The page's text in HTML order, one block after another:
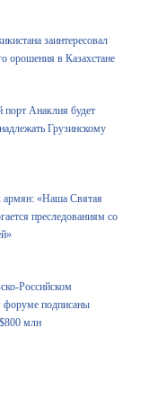
заинтересовал
орошения в Казахстане
порт Анаклия будет
Грузинскому
армян: «Наша Святая
преследованиям со
Российском
форуме подписаны
млн